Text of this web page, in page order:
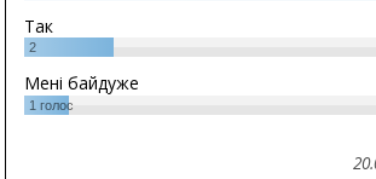
Так
2
Мені байдуже
1 голос